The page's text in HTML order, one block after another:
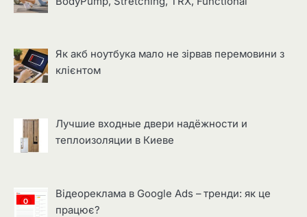
Як акб ноутбука мало не зірвав перемовини з
клієнтом
Лучшие входные двери надёжности и
теплоизоляции в Киеве
Відеореклама в Google Ads – тренди: як це
працює?